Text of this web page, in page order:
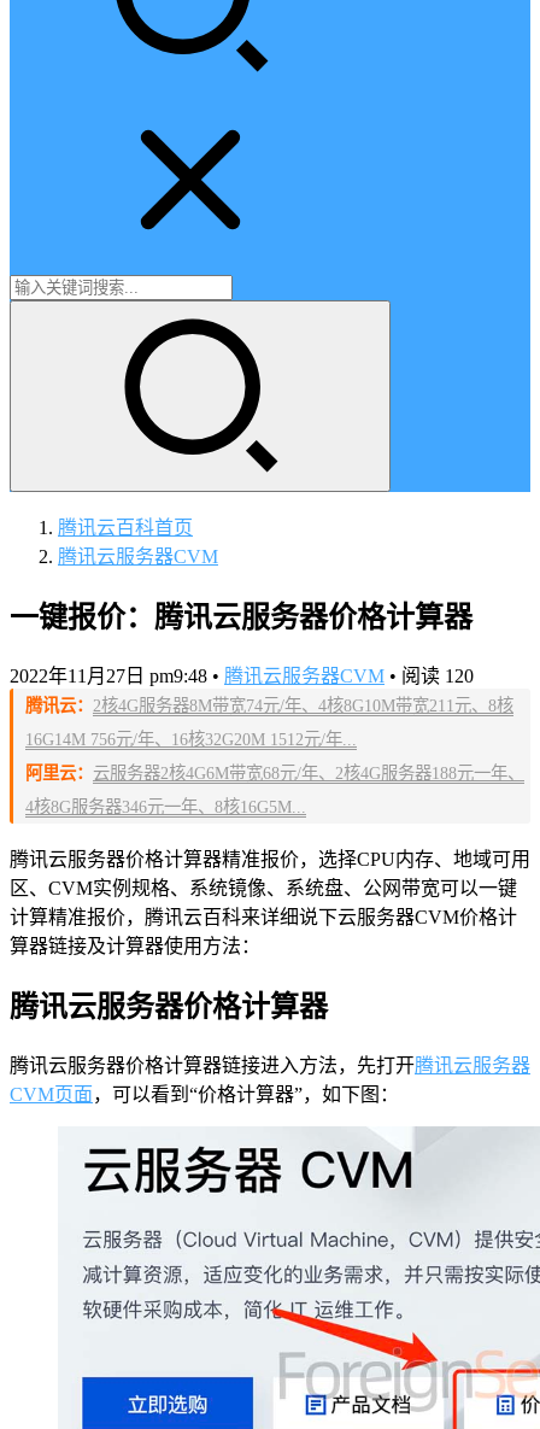
腾讯云百科首页
腾讯云服务器CVM
一键报价：腾讯云服务器价格计算器
2022年11月27日 pm9:48 • 腾讯云服务器CVM • 阅读 120
腾讯云： 2核4G服务器8M带宽74元/年、4核8G10M带宽211元、8核
16G14M 756元/年、16核32G20M 1512元/年...
阿里云： 云服务器2核4G6M带宽68元/年、2核4G服务器188元一年、
4核8G服务器346元一年、8核16G5M...
腾讯云服务器价格计算器精准报价，选择CPU内存、地域可用
区、CVM实例规格、系统镜像、系统盘、公网带宽可以一键
计算精准报价，腾讯云百科来详细说下云服务器CVM价格计
算器链接及计算器使用方法：
腾讯云服务器价格计算器
腾讯云服务器价格计算器链接进入方法，先打开腾讯云服务器
CVM页面，可以看到“价格计算器”，如下图：